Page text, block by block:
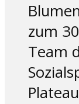
zum
Team